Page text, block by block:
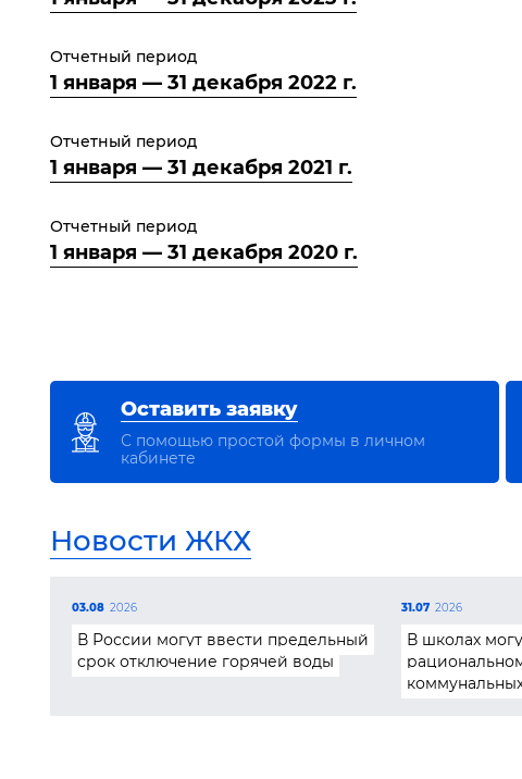
Отчетный период
1 января — 31 декабря 2022 г.
Отчетный период
1 января — 31 декабря 2021 г.
Отчетный период
1 января — 31 декабря 2020 г.
Оставить заявку
С помощью простой формы в личном
кабинете
Новости ЖКХ
03.08 2026
В России могут ввести предельный
срок отключение горячей воды
31.07 2026
В школах